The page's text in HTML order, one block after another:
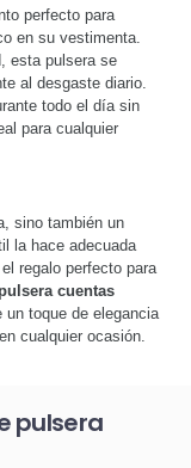
perfecto para
en su vestimenta.
esta pulsera se
al desgaste diario.
todo el día sin
para cualquier
sino también un
la hace adecuada
regalo perfecto para
pulsera cuentas
un toque de elegancia
cualquier ocasión.
pulsera